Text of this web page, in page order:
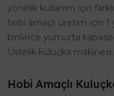
yönelik kullanım için
hobi amaçlı üretim için
binlerce yumurta
Üstelik kuluçka makinesi.
Hobi Amaçlı